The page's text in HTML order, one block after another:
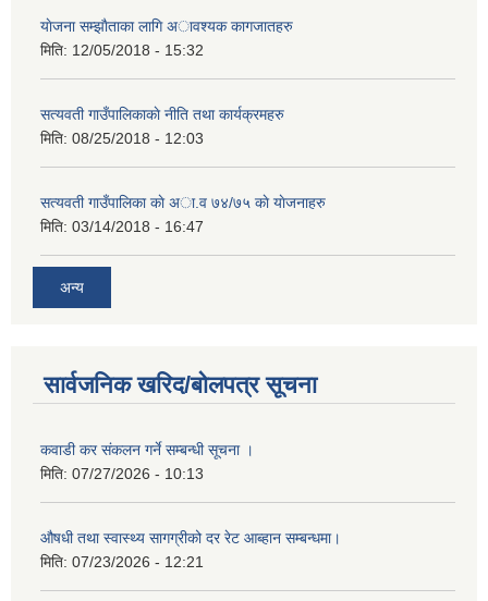
याेजना सम्झाैताका लागि अावश्यक कागजातहरु
मिति: 12/05/2018 - 15:32
सत्यवती गाउँपालिकाकाे नीति तथा कार्यक्रमहरु
मिति: 08/25/2018 - 12:03
सत्यवती गाउँपालिका काे अा‍.व ७४/७५ काे याेजनाहरु
मिति: 03/14/2018 - 16:47
अन्य
सार्वजनिक खरिद/बोलपत्र सूचना
कवाडी कर संकलन गर्ने सम्बन्धी सूचना ।
मिति: 07/27/2026 - 10:13
औषधी तथा स्वास्थ्य सागग्रीको दर रेट आब्हान सम्बन्धमा।
मिति: 07/23/2026 - 12:21